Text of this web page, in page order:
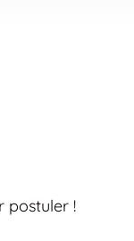
postuler !